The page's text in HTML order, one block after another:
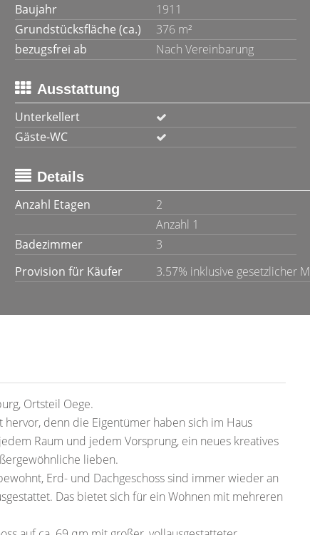
Baujahr
1911
Grundstücksfläche (ca.)
376 m²
bezugsfrei ab
Nach Vereinbarung
Ausstattung
Unterkellert
Gäste-WC
Details
Anzahl Etagen
2
Anzahl 1
Badezimmer
3
Provision für Käufer
3.57% inklusive gesetzlicher
Ortsteil Oege.
denn die Eigentümer haben sich im Haus
Raum und jedem Vorsprung, ein neues kreatives
lieben.
Erd- und Dachgeschoss sind immer wieder an
Das bietet sich für ein Wohnen mit mehreren